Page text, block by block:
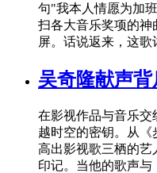
句"我本人情愿为加
扫各大音乐奖项的神
屏。话说返来，这歌
吴奇隆献声
在影视作品与音乐交
越时空的密钥。从
高出影视歌三栖的艺
印记。当他的歌声与